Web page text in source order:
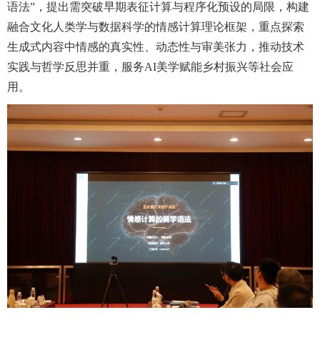
语法”，提出需突破早期表征计算与程序化预设的局限，构建
融合文化人类学与数据科学的情感计算理论框架，重点探索
生成式内容中情感的真实性、动态性与审美张力，推动技术
实践与哲学反思并重，服务AI美学赋能乡村振兴等社会应
用。